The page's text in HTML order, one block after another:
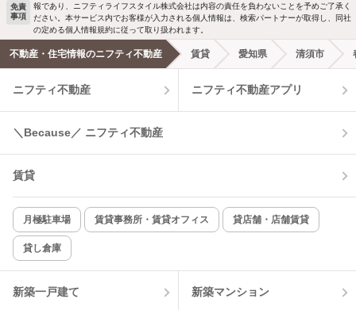
洗濯機置場あり 独立洗面台
エアコンあり 都市ガス
温水洗浄便座 オートロック
コンロ2口以上
新着のみ インターネット無料
該当件数:
物件一覧に反映
免責
事項
報であり、ニフティライフスタイル株式会社は内容の責任を負わないことを予めご了承く
ださい。本サービス内でお客様が入力される個人情報は、検索パートナーが取得し、同社
の定める個人情報規約に従って取り扱われます。
不動産・住宅情報のニフティ不動産 賃貸 愛知県 清須市
ニフティ不動産 ニフティ不動産アプリ
＼Because／ ニフティ不動産
賃貸
月極駐車場 賃貸事務所・賃貸オフィス 貸店舗・店舗賃貸
貸し倉庫
新築一戸建て 新築マンション